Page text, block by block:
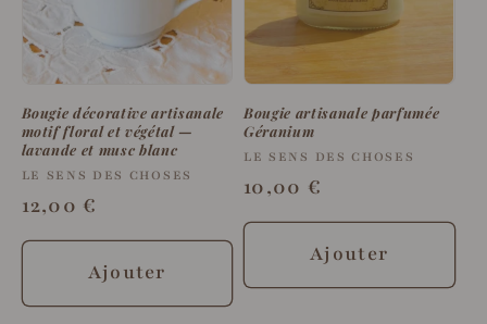
Bougie décorative artisanale
motif floral et végétal —
lavande et musc blanc
Fournisseur :
LE SENS DES CHOSES
Prix
habituel
12,00 €
Ajouter
Bougie artisanale parfumée
Géranium
Fournisseur :
LE SENS DES CHOSES
Prix
habituel
10,00 €
Ajouter